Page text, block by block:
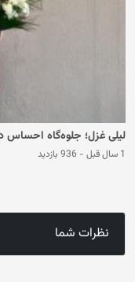
لیلی غزل؛ جلوه‌گاه احساس
1 سال قبل - 936 بازدید
نظرات شما